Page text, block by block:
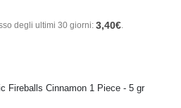
degli ultimi 30 giorni: 3,40€.
Fireballs Cinnamon 1 Piece - 5 gr